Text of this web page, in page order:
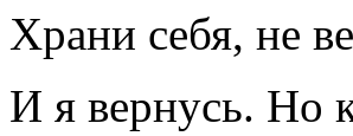
Храни себя, не
И я вернусь. Но